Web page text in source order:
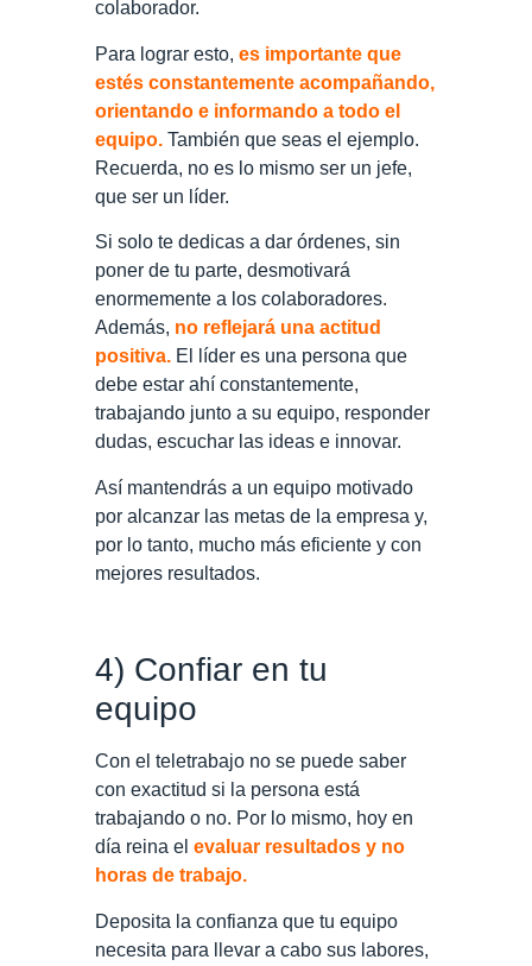
colaborador.
Para lograr esto, es importante que
estés constantemente acompañando,
orientando e informando a todo el
equipo. También que seas el ejemplo.
Recuerda, no es lo mismo ser un jefe,
que ser un líder.
Si solo te dedicas a dar órdenes, sin
poner de tu parte, desmotivará
enormemente a los colaboradores.
Además, no reflejará una actitud
positiva. El líder es una persona que
debe estar ahí constantemente,
trabajando junto a su equipo, responder
dudas, escuchar las ideas e innovar.
Así mantendrás a un equipo motivado
por alcanzar las metas de la empresa y,
por lo tanto, mucho más eficiente y con
mejores resultados.
4) Confiar en tu
equipo
Con el teletrabajo no se puede saber
con exactitud si la persona está
trabajando o no. Por lo mismo, hoy en
día reina el evaluar resultados y no
horas de trabajo.
Deposita la confianza que tu equipo
necesita para llevar a cabo sus labores,